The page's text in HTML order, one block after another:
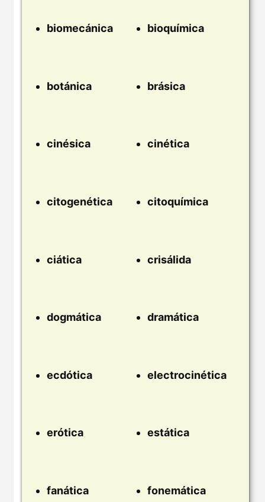
biomecánica bioquímica
botánica brásica
cinésica cinética
citogenética citoquímica
ciática crisálida
dogmática dramática
ecdótica electrocinética
erótica estática
fanática fonemática